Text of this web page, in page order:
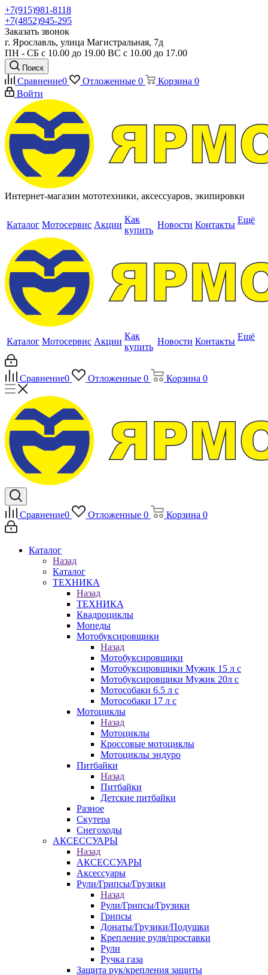
+7(915)981-8118
+7(4852)945-295
Заказать звонок
г. Ярославль, улица Магистральная, 7д
ПН - СБ с 10.00 до 19.00 ВС с 10.00 до 17.00
Поиск
Сравнение0 Отложенные 0 Корзина 0
Войти
Интернет-магазин мототехники, аксессуаров, экипировки
Каталог Мотосервис Акции
Как
купить
Новости Контакты Ещё
Каталог Мотосервис Акции
Как
купить
Новости Контакты Ещё
Сравнение0 Отложенные 0 Корзина 0
Сравнение0 Отложенные 0 Корзина 0
Каталог
Назад
Каталог
ТЕХНИКА
Назад
ТЕХНИКА
Квадроциклы
Мопеды
Мотобуксировщики
Назад
Мотобуксировщики
Мотобуксировщики Мужик 15 л с
Мотобуксировщики Мужик 20л с
Мотособаки 6.5 л с
Мотособаки 17 л с
Мотоциклы
Назад
Мотоциклы
Кроссовые мотоциклы
Мотоциклы эндуро
Питбайки
Назад
Питбайки
Детские питбайки
Разное
Скутера
Снегоходы
АКСЕССУАРЫ
Назад
АКСЕССУАРЫ
Аксессуары
Рули/Грипсы/Грузики
Назад
Рули/Грипсы/Грузики
Грипсы
Донаты/Грузики/Подушки
Крепление руля/проставки
Рули
Ручка газа
Защита рук/крепления защиты